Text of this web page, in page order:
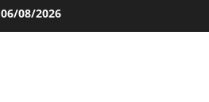
06/08/2026